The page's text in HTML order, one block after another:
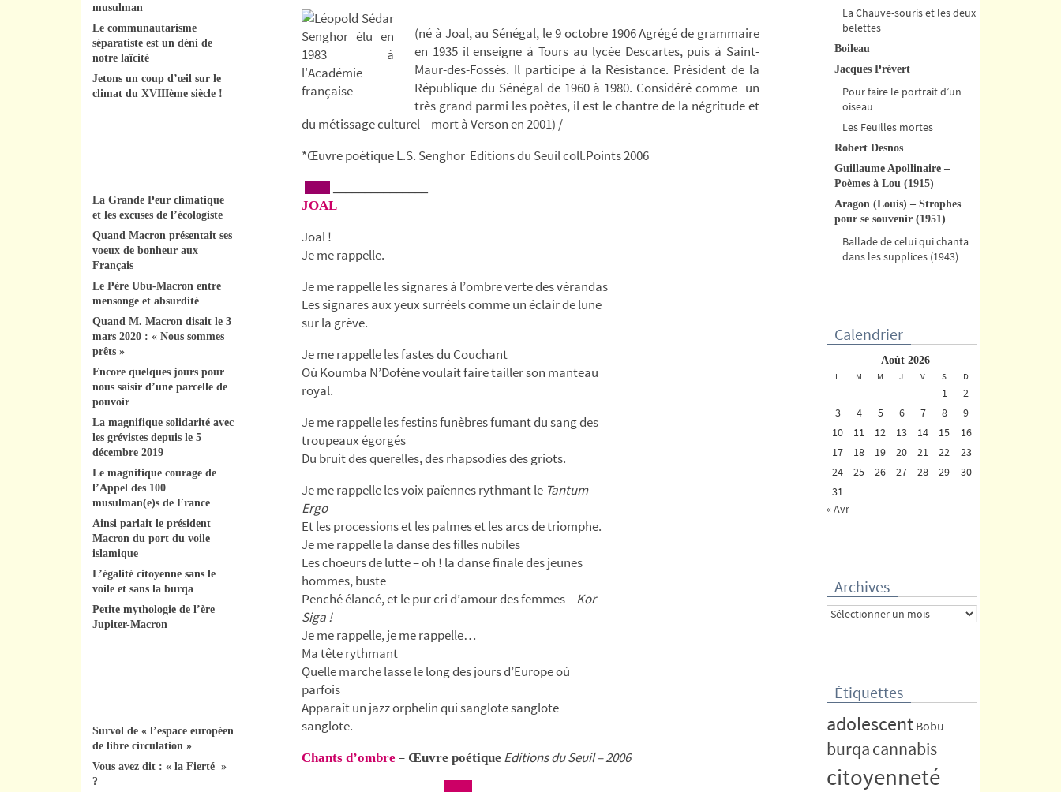
(né à Joal, au Sénégal, le 9 octobre 1906 Agrégé de grammaire
en 1935 il enseigne à Tours au lycée Descartes, puis à Saint-
Maur-des-Fossés. Il participe à la Résistance. Président de la
République du Sénégal de 1960 à 1980. Considéré comme un
très grand parmi les poètes, il est le chantre de la négritude et
du métissage culturel – mort à Verson en 2001) /
*Œuvre poétique L.S. Senghor Editions du Seuil coll.Points 2006
JOAL
Joal !
Je me rappelle.
Je me rappelle les signares à l’ombre verte des vérandas
Les signares aux yeux surréels comme un éclair de lune
sur la grève.
Je me rappelle les fastes du Couchant
Où Koumba N’Dofène voulait faire tailler son manteau
royal.
Je me rappelle les festins funèbres fumant du sang des
troupeaux égorgés
Du bruit des querelles, des rhapsodies des griots.
Je me rappelle les voix païennes rythmant le Tantum
Ergo
Et les processions et les palmes et les arcs de triomphe.
Je me rappelle la danse des filles nubiles
Les choeurs de lutte – oh ! la danse finale des jeunes
hommes, buste
Penché élancé, et le pur cri d’amour des femmes –Kor
Siga !
Je me rappelle, je me rappelle…
Ma tête rythmant
Quelle marche lasse le long des jours d’Europe où
parfois
Apparaît un jazz orphelin qui sanglote sanglote
sanglote.
Chants d’ombre – Œuvre poétique Editions du Seuil – 2006
musulman
Le communautarisme
séparatiste est un déni de
notre laïcité
Jetons un coup d’œil sur le
climat du XVIIIème siècle !
La Grande Peur climatique
et les excuses de l’écologiste
Quand Macron présentait ses
voeux de bonheur aux
Français
Le Père Ubu-Macron entre
mensonge et absurdité
Quand M. Macron disait le 3
mars 2020 : « Nous sommes
prêts »
Encore quelques jours pour
nous saisir d’une parcelle de
pouvoir
La magnifique solidarité avec
les grévistes depuis le 5
décembre 2019
Le magnifique courage de
l’Appel des 100
musulman(e)s de France
Ainsi parlait le président
Macron du port du voile
islamique
L’égalité citoyenne sans le
voile et sans la burqa
Petite mythologie de l’ère
Jupiter-Macron
Survol de « l’espace européen
de libre circulation »
Vous avez dit : « la Fierté »
?
La Chauve-souris et les deux
belettes
Boileau
Jacques Prévert
Pour faire le portrait d’un
oiseau
Les Feuilles mortes
Robert Desnos
Guillaume Apollinaire –
Poèmes à Lou (1915)
Aragon (Louis) – Strophes
pour se souvenir (1951)
Ballade de celui qui chanta
dans les supplices (1943)
Calendrier
août 2026
L M M J V S D
1
2
3
4 5 6 7 8
9
10
11 12 13 14 15
16
17
18 19 20 21 22
23
24
25 26 27 28 29
30
31
« Avr
Archives
Archives
Étiquettes
adolescent Bobu
burqacannabis
citoyenneté